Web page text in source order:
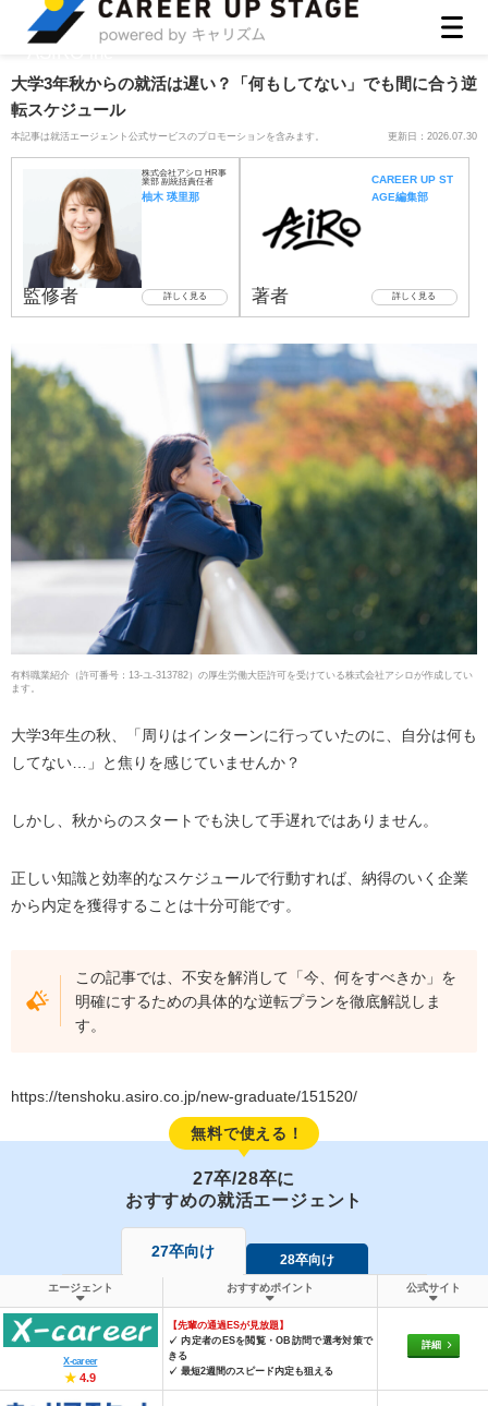
大学3年秋からの就活は遅い？「何もしてない」でも間に合う逆
転スケジュール
本記事は就活エージェント公式サービスのプロモーションを含みます。 更新日：2026.07.30
監修者
株式会社アシロ HR事
業部 副統括責任者
柚木 瑛里那
詳しく見る 著者
CAREER UP ST
AGE編集部
詳しく見る
有料職業紹介（許可番号：13-ユ-313782）の厚生労働大臣許可を受けている株式会社アシロが作成してい
ます。
大学3年生の秋、「周りはインターンに行っていたのに、自分は何も
してない…」と焦りを感じていませんか？
しかし、秋からのスタートでも決して手遅れではありません。
正しい知識と効率的なスケジュールで行動すれば、納得のいく企業
から内定を獲得することは十分可能です。
この記事では、不安を解消して「今、何をすべきか」を
明確にするための具体的な逆転プランを徹底解説しま
す。
https://tenshoku.asiro.co.jp/new-graduate/151520/
無料で使える！
27卒/28卒に
おすすめの就活エージェント
27卒向け 28卒向け
エージェント おすすめポイント 公式サイト
X-career
★ 4.9
【先輩の通過ESが見放題】
✓ 内定者のESを閲覧・OB訪問で選考対策で
きる
✓ 最短2週間のスピード内定も狙える
詳細